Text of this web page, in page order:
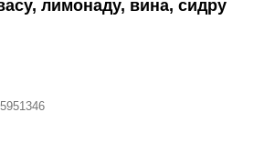
лимонаду, вина, сидру